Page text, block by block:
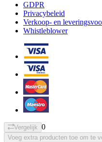
GDPR
Privacybeleid
Verkoop- en
Whistleblower
Vergelijk 0
Voeg extra producten toe om te